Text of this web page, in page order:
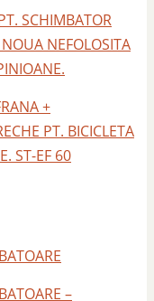
SCHIMBATOR
NEFOLOSITA
+
PT. BICICLETA
ST-EF 60
–